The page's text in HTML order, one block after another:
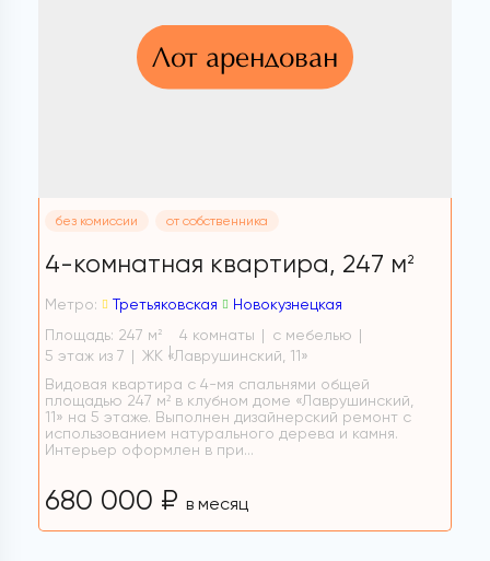
Лот арендован
без комиссии от собственника
4-комнатная квартира, 247 м2
Метро: Третьяковская
Новокузнецкая
Площадь: 247 м 2 4 комнаты
с мебелью
5 этаж из 7
ЖК «Лаврушинский, 11»
Видовая квартира с 4-мя спальнями общей
площадью 247 м² в клубном доме «Лаврушинский,
11» на 5 этаже. Выполнен дизайнерский ремонт с
использованием натурального дерева и камня.
Интерьер оформлен в при...
680 000 ₽ в месяц